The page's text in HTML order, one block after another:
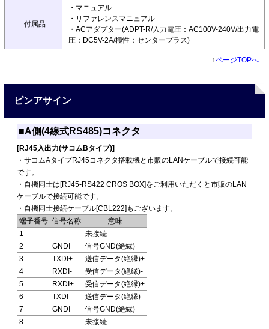
付属品
・マニュアル
・リファレンスマニュアル
・ACアダプター(ADPT-R/入力電圧：AC100V-240V/出力電
圧：DC5V-2A/極性：センタープラス)
↑ページTOPへ
ピンアサイン
■A側(4線式RS485)コネクタ
[RJ45入出力(サコムBタイプ)]
・サコムAタイプRJ45コネクタ搭載機と市販のLANケーブルで接続可能
です。
・自機同士は[RJ45-RS422 CROS BOX]をご利用いただくと市販のLAN
ケーブルで接続可能です。
・自機同士接続ケーブル[CBL222]もございます。
端子番号 信号名称
意味
1
-
未接続
2
GNDI
信号GND(絶縁)
3
TXDI+
送信データ(絶縁)+
4
RXDI-
受信データ(絶縁)-
5
RXDI+
受信データ(絶縁)+
6
TXDI-
送信データ(絶縁)-
7
GNDI
信号GND(絶縁)
8
-
未接続